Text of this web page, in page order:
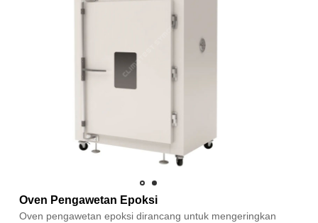
Oven Pengawetan Epoksi
Oven pengawetan epoksi dirancang untuk mengeringkan